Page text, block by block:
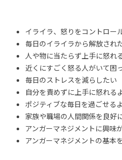
イライラ、怒りをコントロー
毎日のイライラから解放され
人や物に当たらず上手に怒れ
近くにすごく怒る人がいて困
毎日のストレスを減らしたい
自分を責めずに上手に怒れる
ポジティブな毎日を過ごせる
家族や職場の人間関係を良好
アンガーマネジメントに興味
アンガーマネジメントの基